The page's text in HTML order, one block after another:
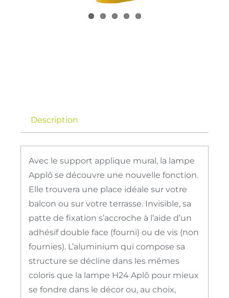
Description
Avec le support applique mural, la lampe
Applô se découvre une nouvelle fonction.
Elle trouvera une place idéale sur votre
balcon ou sur votre terrasse. Invisible, sa
patte de fixation s’accroche à l’aide d’un
adhésif double face (fourni) ou de vis (non
fournies). L’aluminium qui compose sa
structure se décline dans les mêmes
coloris que la lampe H24 Aplô pour mieux
se fondre dans le décor ou, au choix,